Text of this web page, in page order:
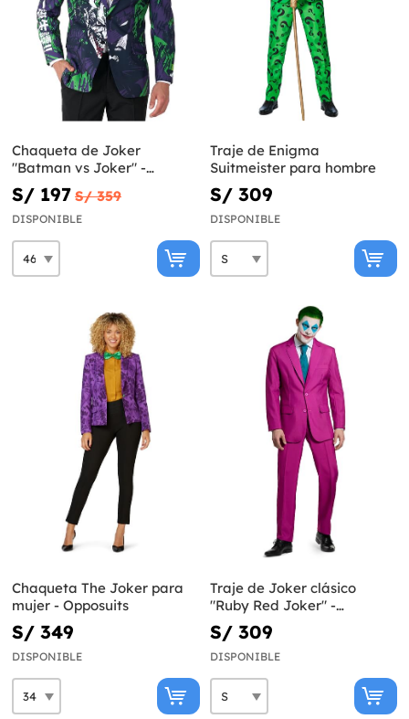
Chaqueta de Joker
"Batman vs Joker" -
Opposuits
S/ 197 S/ 359
DISPONIBLE
Traje de Enigma
Suitmeister para hombre
S/ 309
DISPONIBLE
Chaqueta The Joker para
mujer - Opposuits
S/ 349
DISPONIBLE
Traje de Joker clásico
"Ruby Red Joker" -
Suitmeister
S/ 309
DISPONIBLE